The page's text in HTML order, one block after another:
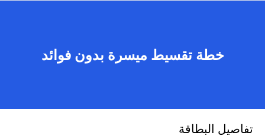
خطة تقسيط ميسرة بدون فوائد
تفاصيل البطاقة